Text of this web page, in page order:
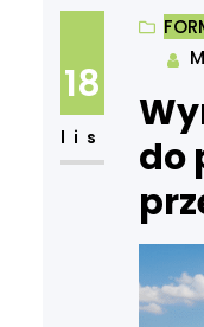
18
lis
do